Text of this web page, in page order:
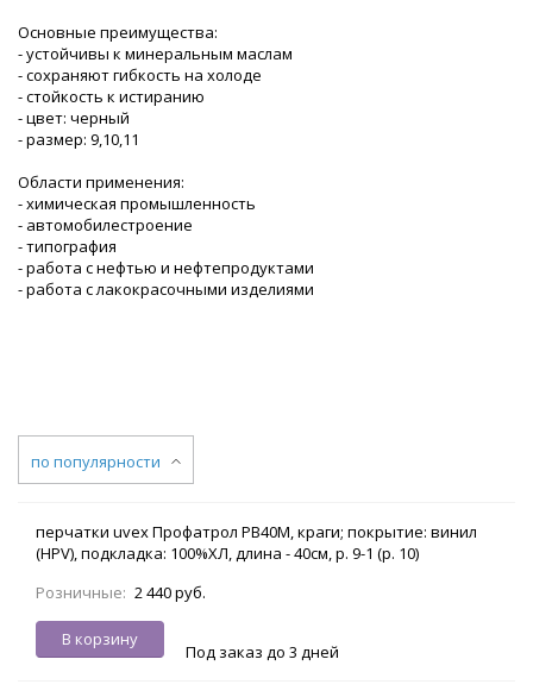
Основные преимущества:
- устойчивы к минеральным маслам
- сохраняют гибкость на холоде
- стойкость к истиранию
- цвет: черный
- размер: 9,10,11
Области применения:
- химическая промышленность
- автомобилестроение
- типография
- работа с нефтью и нефтепродуктами
- работа с лакокрасочными изделиями
по популярности
перчатки uvex Профатрол PB40M, краги; покрытие: винил
(HPV), подкладка: 100%ХЛ, длина - 40см, р. 9-1 (р. 10)
Розничные: 2 440 руб.
В корзину
Под заказ до 3 дней